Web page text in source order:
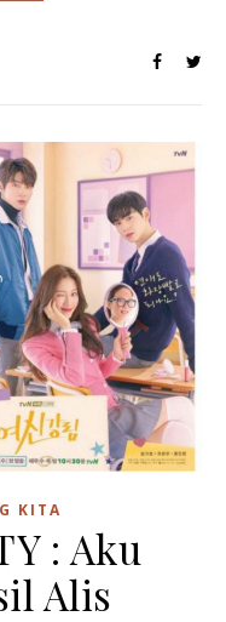
KITA
: Aku
Alis